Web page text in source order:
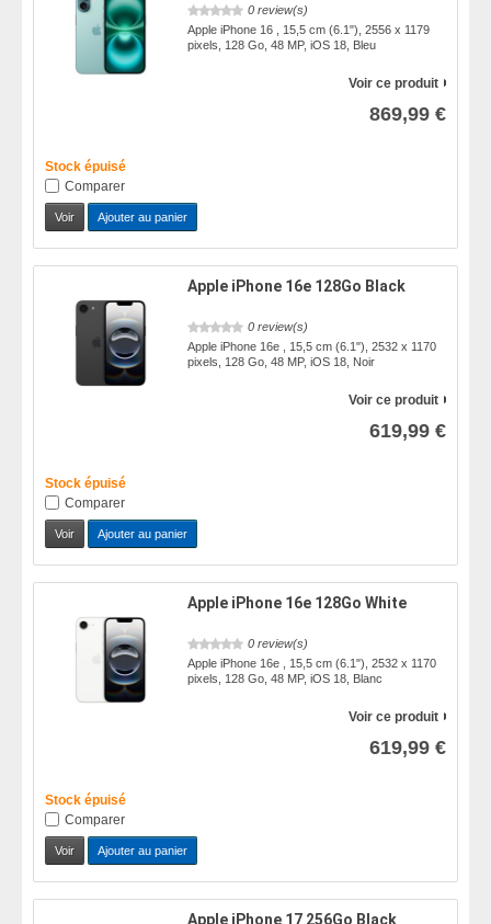
0 review(s)
Apple iPhone 16 , 15,5 cm (6.1"), 2556 x 1179
pixels, 128 Go, 48 MP, iOS 18, Bleu
Voir ce produit
869,99 €
Stock épuisé
Comparer
Voir Ajouter au panier
Apple iPhone 16e 128Go Black
0 review(s)
Apple iPhone 16e , 15,5 cm (6.1"), 2532 x 1170
pixels, 128 Go, 48 MP, iOS 18, Noir
Voir ce produit
619,99 €
Stock épuisé
Comparer
Voir Ajouter au panier
Apple iPhone 16e 128Go White
0 review(s)
Apple iPhone 16e , 15,5 cm (6.1"), 2532 x 1170
pixels, 128 Go, 48 MP, iOS 18, Blanc
Voir ce produit
619,99 €
Stock épuisé
Comparer
Voir Ajouter au panier
Apple iPhone 17 256Go Black